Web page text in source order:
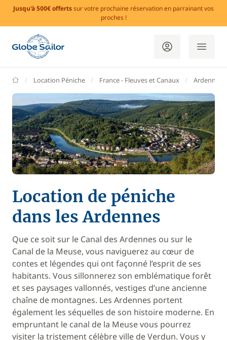
Jusqu'à 500€ offertssur votre prochaine réservation en parrainant vos
proches !
GlobeSailor
Location Péniche France - Fleuves et Canaux Ardennes
Location de péniche
dans les Ardennes
Que ce soit sur le Canal des Ardennes ou sur le
Canal de la Meuse, vous naviguerez au cœur de
contes et légendes qui ont façonné l’esprit de ses
habitants. Vous sillonnerez son emblématique forêt
et ses paysages vallonnés, vestiges d’une ancienne
chaîne de montagnes. Les Ardennes portent
également les séquelles de son histoire moderne. En
empruntant le canal de la Meuse vous pourrez
visiter la tristement célèbre ville de Verdun. Vous y